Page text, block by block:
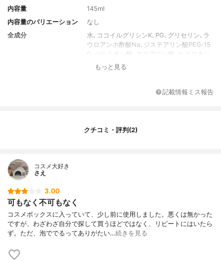
内容量
145ml
内容量のバリエーション
なし
全成分
水､ココイルグリシンK､PG､グリセリン､ラ
ウロアンホ酢酸Na､ジステアリン酸PEG‐15
0､パルミチン酸､ステアリン酸､ヒドロキシ
エチルウレア､ナイアシンアミド､ザクロ種
デシルテトラデセス-30､クエン酸､水酸化
もっと見る
記載情報ミス報告
クチコミ・評判(2)
コスメ大好き
さえ
3.00
可もなく不可もなく
コスメボックスに入っていて、少し前に使用しました。悪くは無かった
ですが、わざわざ自分で探して買うほどではなく、リピートにはいたら
ず。ただ、泡ででるってありがたい…続きを見る